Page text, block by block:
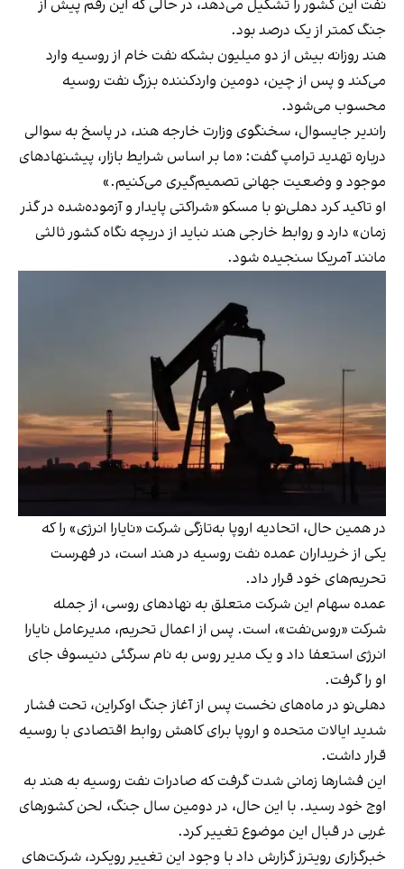
نفت این کشور را تشکیل می‌دهد، در حالی که این رقم پیش از
جنگ کمتر از یک درصد بود.
هند روزانه بیش از دو میلیون بشکه نفت خام از روسیه وارد
می‌کند و پس از چین، دومین واردکننده بزرگ نفت روسیه
محسوب می‌شود.
راندیر جایسوال، سخنگوی وزارت خارجه هند، در پاسخ به سوالی
درباره تهدید ترامپ گفت: «ما بر اساس شرایط بازار، پیشنهادهای
موجود و وضعیت جهانی تصمیم‌گیری می‌کنیم.»
او تاکید کرد دهلی‌نو با مسکو «شراکتی پایدار و آزموده‌شده در گذر
زمان» دارد و روابط خارجی هند نباید از دریچه نگاه کشور ثالثی
مانند آمریکا سنجیده شود.
در همین حال، اتحادیه اروپا به‌تازگی شرکت «نایارا انرژی» را که
یکی از خریداران عمده نفت روسیه در هند است، در فهرست
تحریم‌های خود قرار داد.
عمده سهام این شرکت متعلق به نهادهای روسی، از جمله
شرکت «روس‌نفت»، است. پس از اعمال تحریم، مدیرعامل نایارا
انرژی استعفا داد و یک مدیر روس به نام سرگئی دنیسوف جای
او را گرفت.
دهلی‌نو در ماه‌های نخست پس از آغاز جنگ اوکراین، تحت فشار
شدید ایالات متحده و اروپا برای کاهش روابط اقتصادی با روسیه
قرار داشت.
این فشارها زمانی شدت گرفت که صادرات نفت روسیه به هند به
اوج خود رسید. با این حال، در دومین سال جنگ، لحن کشورهای
غربی در قبال این موضوع تغییر کرد.
خبرگزاری رویترز گزارش داد با وجود این تغییر رویکرد، شرکت‌های